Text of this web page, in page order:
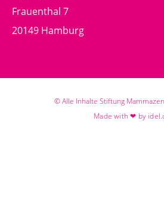
Frauenthal 7
20149 Hamburg
© Alle Inhalte Stiftung
Made with ❤ by